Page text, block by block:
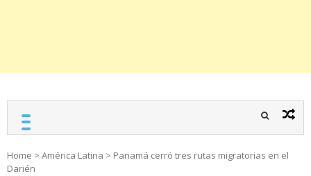
Home > América Latina > Panamá cerró tres rutas migratorias en el
Darién